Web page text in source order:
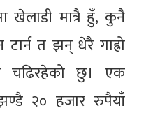
खेलाडी मात्रै हुँ, कुनै
त झन् धेरै गाह्रो
छु। एक
२० हजार रुपैयाँ